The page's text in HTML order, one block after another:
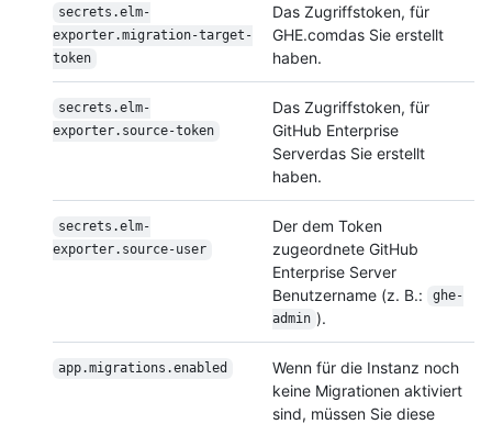
secrets.elm-
exporter.migration-target-
token
Das Zugriffstoken, für
GHE.comdas Sie erstellt
haben.
secrets.elm-
exporter.source-token
Das Zugriffstoken, für
GitHub Enterprise
Serverdas Sie erstellt
haben.
secrets.elm-
exporter.source-user
Der dem Token
zugeordnete GitHub
Enterprise Server
Benutzername (z. B.:
ghe-
admin ).
app.migrations.enabled
Wenn für die Instanz noch
keine Migrationen aktiviert
sind, müssen Sie diese